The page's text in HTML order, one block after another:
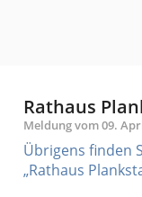
Rathaus
Meldung vom09.
Übrigens finden
„Rathaus